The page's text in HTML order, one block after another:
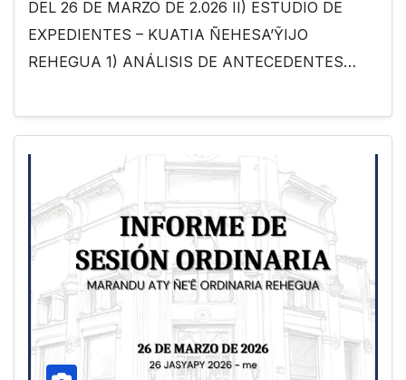
DEL 26 DE MARZO DE 2.026 II) ESTUDIO DE
EXPEDIENTES – KUATIA ÑEHESA’ỸIJO
REHEGUA 1) ANÁLISIS DE ANTECEDENTES…